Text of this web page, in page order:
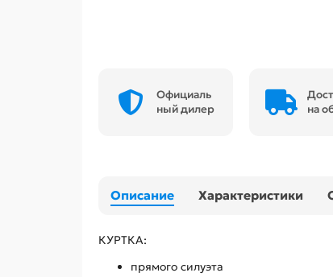
Официаль
ный дилер
на
Описание Характеристики
КУРТКА:
прямого силуэта